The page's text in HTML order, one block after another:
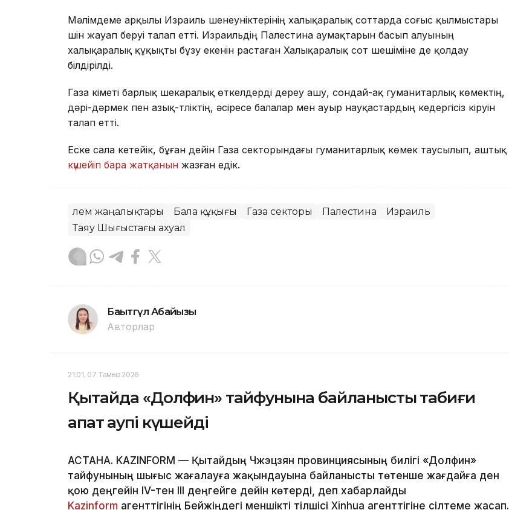
Мәлімдеме арқылы Израиль шенеуніктерінің халықаралық соттарда соғыс қылмыстары
үшін жауап беруі талап етті. Израильдің Палестина аумақтарын басып алуының
халықаралық құқықты бұзу екенін растаған Халықаралық сот шешіміне де қолдау
білдірілді.
Газа үкіметі барлық шекаралық өткелдерді дереу ашу, сондай-ақ гуманитарлық көмектің,
дәрі-дәрмек пен азық-түліктің, әсіресе балалар мен ауыр науқастардың кедергісіз кіруін
талап етті.
Еске сала кетейік, бұған дейін Газа секторындағы гуманитарлық көмек таусылып, аштық
күшейіп бара жатқанын жазған едік.
Әлем жаңалықтары Бала құқығы Газа секторы Палестина
Израиль
Таяу Шығыстағы ахуал
Бақытгүл Абайқызы
Авторлар
21:01, 07 Тамыз 2026
Қытайда «Долфин» тайфунына байланысты табиғи
апат қаупі күшейді
АСТАНА. KAZINFORM — Қытайдың Чжэцзян провинциясының билігі «Долфин»
тайфунының шығыс жағалауға жақындауына байланысты төтенше жағдайға ден
қою деңгейін IV-тен III деңгейге дейін көтерді, деп хабарлайды
Kazinform агенттігінің Бейжіңдегі меншікті тілшісі Xinhua агенттігіне сілтеме жасап.